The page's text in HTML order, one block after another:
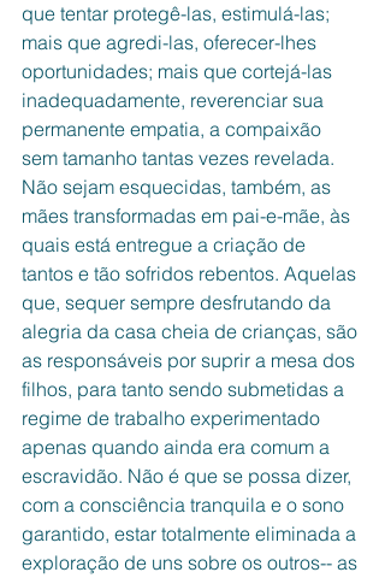
que tentar protegê-las, estimulá-las;
mais que agredi-las, oferecer-lhes
oportunidades; mais que cortejá-las
inadequadamente, reverenciar sua
permanente empatia, a compaixão
sem tamanho tantas vezes revelada.
Não sejam esquecidas, também, as
mães transformadas em pai-e-mãe, às
quais está entregue a criação de
tantos e tão sofridos rebentos. Aquelas
que, sequer sempre desfrutando da
alegria da casa cheia de crianças, são
as responsáveis por suprir a mesa dos
filhos, para tanto sendo submetidas a
regime de trabalho experimentado
apenas quando ainda era comum a
escravidão. Não é que se possa dizer,
com a consciência tranquila e o sono
garantido, estar totalmente eliminada a
exploração de uns sobre os outros-- as